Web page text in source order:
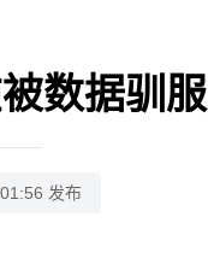
数据驯服
发布